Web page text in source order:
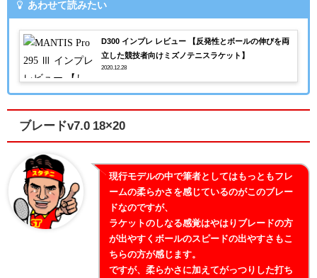
あわせて読みたい
D300 インプレ レビュー 【反発性とボールの伸びを両
立した競技者向けミズノテニスラケット】
2020.12.28
ブレードv7.0 18×20
現行モデルの中で筆者としてはもっともフレ
ームの柔らかさを感じているのがこのブレー
ドなのですが、
ラケットのしなる感覚はやはりブレードの方
が出やすくボールのスピードの出やすさもこ
ちらの方が感じます。
ですが、柔らかさに加えてがっつりした打ち